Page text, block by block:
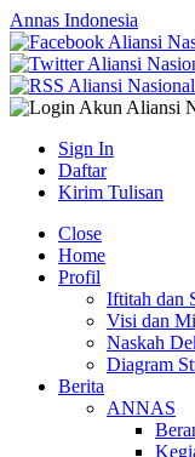
Annas Indonesia
Sign In
Daftar
Kirim Tulisan
Close
Home
Profil
Iftitah dan
Visi dan
Naskah
Diagram
Berita
ANNAS